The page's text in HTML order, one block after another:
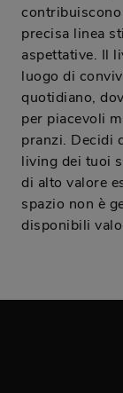
contribuiscono
precisa linea
aspettative. Il
luogo di
quotidiano,
per piacevoli
pranzi. Decidi
living dei tuoi
di alto valore
spazio non è
disponibili